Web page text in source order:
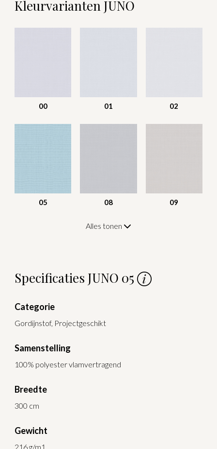
Kleurvarianten JUNO
00 01 02
05 08 09
Alles tonen
Specificaties JUNO 05
Categorie
Gordijnstof, Projectgeschikt
Samenstelling
100% polyester vlamvertragend
Breedte
300 cm
Gewicht
216 g/m1